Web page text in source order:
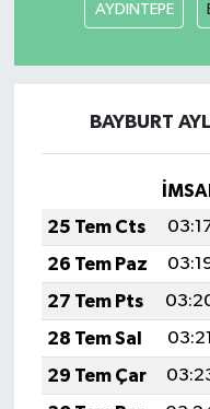
AYDINTEPE
BAYBURT
25 Tem Cts
26 Tem Paz
27 Tem Pts
28 Tem Sal
03:21
29 Tem Çar
HABERDE İNSAN
İNSAN
İş Dünyası
Kadın
KÜLTÜR SANAT
MAGAZİN